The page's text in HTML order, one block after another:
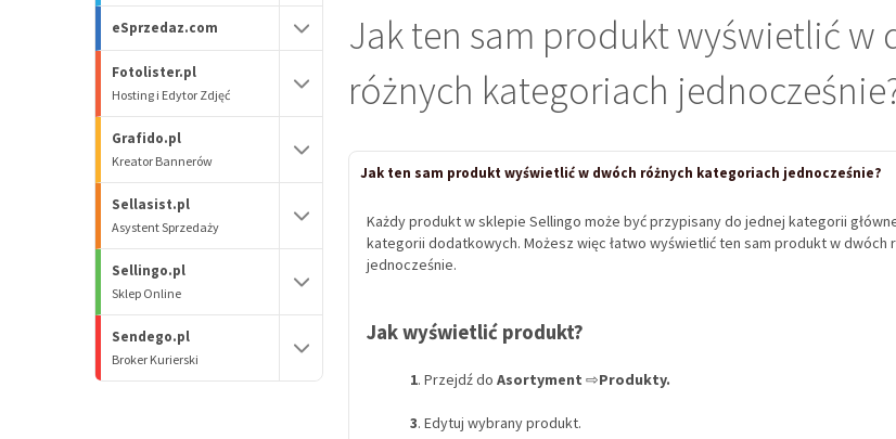
eSprzedaz.com
Fotolister.pl
Hosting i Edytor Zdjęć
Grafido.pl
Kreator Bannerów
Sellasist.pl
Asystent Sprzedaży
Sellingo.pl
Sklep Online
Sendego.pl
Broker Kurierski
Jak ten sam produkt wyświetlić w
różnych kategoriach
Jak ten sam produkt wyświetlić w dwóch różnych kategoriach jednocześnie?
Każdy produkt w sklepie Sellingo może być przypisany do jednej kategorii
kategorii dodatkowych. Możesz więc łatwo wyświetlić ten sam produkt w dwóch
jednocześnie.
Jak wyświetlić produkt?
1. Przejdź do Asortyment ⇨Produkty.
3. Edytuj wybrany produkt.